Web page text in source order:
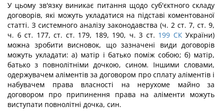
У цьому зв'язку виникає питання щодо суб'єктного складу
договорів, які можуть укладатися на підставі коментованої
статті. З системного аналізу законодавства (ч. 2 ст. 7, ст. 9,
ч. 6 ст. 177, ст. ст. 179, 189, 190, ч. 3 ст. 199 СКУкраїни)
можна зробити висновок, що зазначені види договорів
можуть укладати: а) матір і батько поміж собою; б) матір,
батько з повнолітніми дочкою, сином. Іншими словами,
одержувачем аліментів за договором про сплату аліментів і
набувачем права власності на нерухоме майно за
договором про припинення права на аліменти можуть
виступати повнолітні дочка, син.